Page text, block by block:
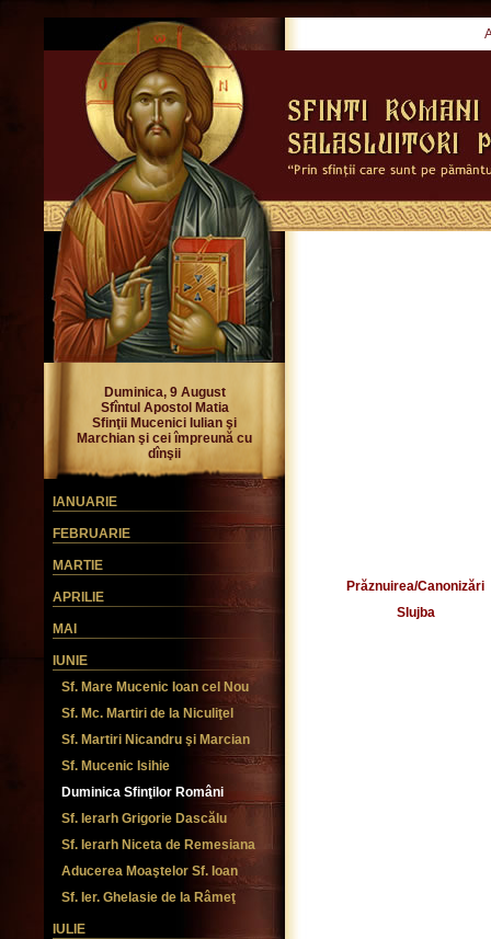
Duminica, 9 August
Sfîntul Apostol Matia
Sfinţii Mucenici Iulian şi
Marchian şi cei împreună cu
dînşii
IANUARIE
FEBRUARIE
MARTIE
APRILIE
MAI
IUNIE
Sf. Mare Mucenic Ioan cel Nou
Sf. Mc. Martiri de la Niculiţel
Sf. Martiri Nicandru şi Marcian
Sf. Mucenic Isihie
Duminica Sfinţilor Români
Sf. Ierarh Grigorie Dascălu
Sf. Ierarh Niceta de Remesiana
Aducerea Moaştelor Sf. Ioan
Sf. Ier. Ghelasie de la Râmeţ
IULIE
Prăznuirea/Canonizări
Slujba